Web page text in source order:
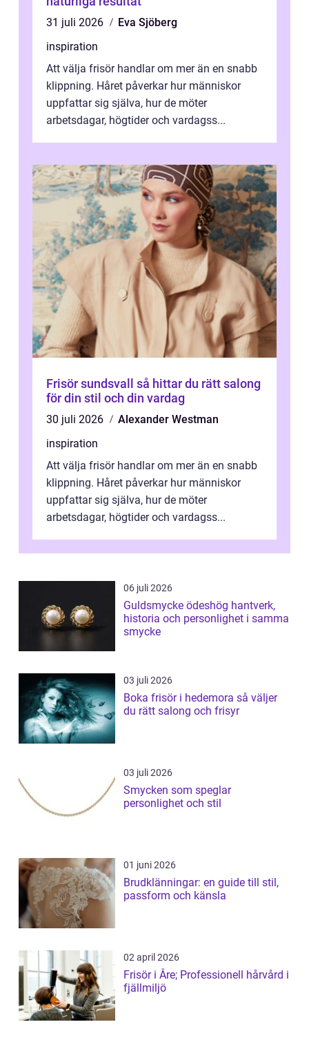
31 juli 2026
Eva Sjöberg
inspiration
Att välja frisör handlar om mer än en snabb
klippning. Håret påverkar hur människor
uppfattar sig själva, hur de möter
arbetsdagar, högtider och vardagss...
Frisör sundsvall så hittar du rätt salong
för din stil och din vardag
30 juli 2026
Alexander Westman
inspiration
Att välja frisör handlar om mer än en snabb
klippning. Håret påverkar hur människor
uppfattar sig själva, hur de möter
arbetsdagar, högtider och vardagss...
06 juli 2026
Guldsmycke ödeshög hantverk,
historia och personlighet i samma
smycke
03 juli 2026
Boka frisör i hedemora så väljer
du rätt salong och frisyr
03 juli 2026
Smycken som speglar
personlighet och stil
01 juni 2026
Brudklänningar: en guide till stil,
passform och känsla
02 april 2026
Frisör i Åre; Professionell hårvård i
fjällmiljö